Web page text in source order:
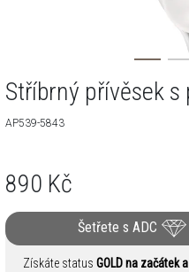
Stříbrný přívěsek s
AP539-5843
890 Kč
Šetřete s ADC
Získáte status GOLD na začátek